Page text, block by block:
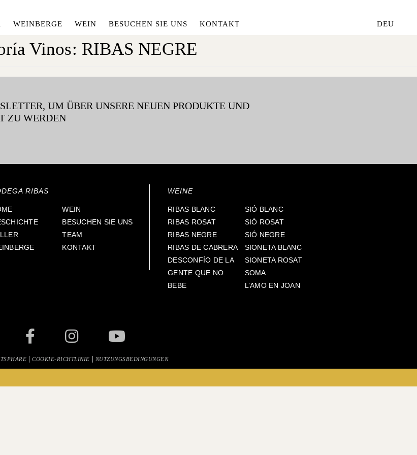
WEINBERGE WEIN BESUCHEN SIE UNS KONTAKT DEU
Vinos: RIBAS NEGRE
UM ÜBER UNSERE NEUEN PRODUKTE UND
ZU WERDEN
RIBAS
WEIN
BESUCHEN SIE UNS
TEAM
KONTAKT
WEINE
RIBAS BLANC
RIBAS ROSAT
RIBAS NEGRE
RIBAS DE CABRERA
DESCONFÍO DE LA
GENTE QUE NO
BEBE
SIÓ BLANC
SIÓ ROSAT
SIÓ NEGRE
SIONETA BLANC
SIONETA ROSAT
SOMA
L’AMO EN JOAN
COOKIE-RICHTLINIE NUTZUNGSBEDINGUNGEN